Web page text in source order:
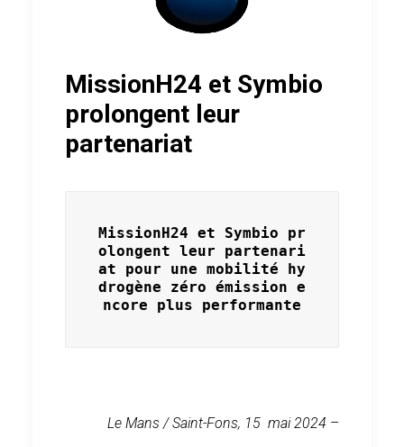
MissionH24 et Symbio
prolongent leur
partenariat
MissionH24 et Symbio pr
olongent leur partenari
at pour une mobilité hy
drogène zéro émission e
ncore plus performante
Le Mans / Saint-Fons, 15 mai 2024 –